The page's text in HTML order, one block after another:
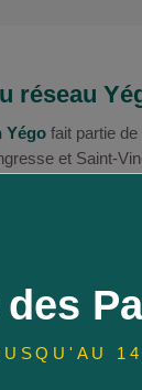
réseau
Yégo fait partie de
et Saint-
Seignosse,
intramuros,
aux
Saint-Exupéry14